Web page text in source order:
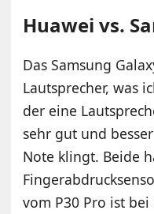
Huawei vs.
Das Samsung
Lautsprecher, was
der eine
sehr gut und
Note klingt. Beide
vom P30 Pro ist